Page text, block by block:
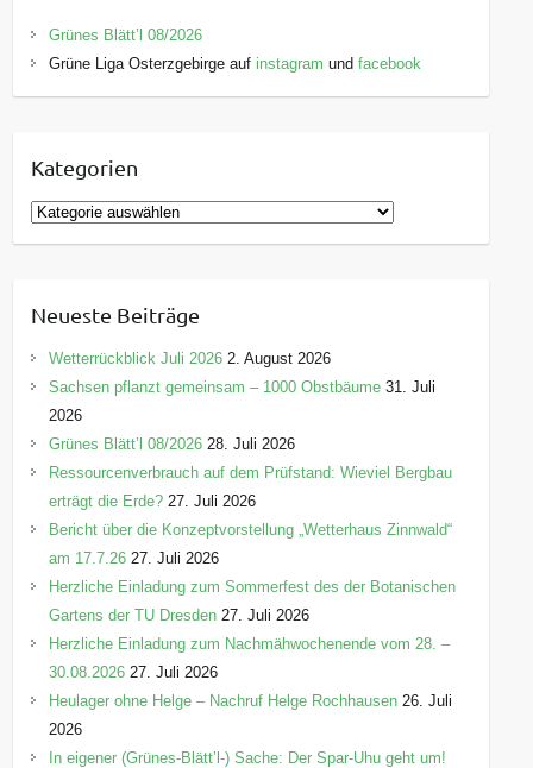
Grünes Blätt’l 08/2026
Grüne Liga Osterzgebirge auf instagram undfacebook
Kategorien
K
a
g
o
r
e
n
Neueste Beiträge
Wetterrückblick Juli 2026 2. August 2026
Sachsen pflanzt gemeinsam – 1000 Obstbäume 31. Juli
2026
Grünes Blätt’l 08/2026 28. Juli 2026
Ressourcenverbrauch auf dem Prüfstand: Wieviel Bergbau
erträgt die Erde? 27. Juli 2026
Bericht über die Konzeptvorstellung „Wetterhaus Zinnwald“
am 17.7.26 27. Juli 2026
Herzliche Einladung zum Sommerfest des der Botanischen
Gartens der TU Dresden 27. Juli 2026
Herzliche Einladung zum Nachmähwochenende vom 28. –
30.08.2026 27. Juli 2026
Heulager ohne Helge – Nachruf Helge Rochhausen 26. Juli
2026
In eigener (Grünes-Blätt’l-) Sache: Der Spar-Uhu geht um!